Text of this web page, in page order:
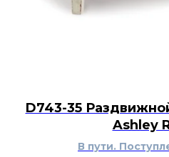
D743-35
Ashley
В пути.